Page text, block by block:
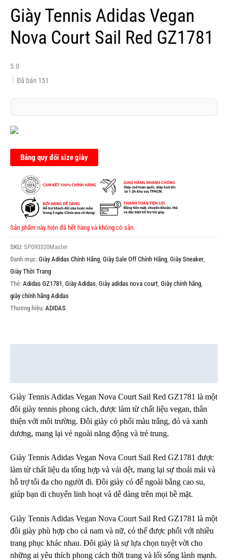
Giày Tennis Adidas Vegan
Nova Court Sail Red GZ1781
5.0
Đã bán 151
Bảng quy đổi size giày
Sản phẩm này hiện đã hết hàng và không có sẵn.
SKU: SP093320Master
Danh mục: Giày Adidas Chính Hãng Giày Sale Off Chính Hãng Giày Sneaker
Giày Thời Trang
Thẻ: Adidas GZ1781 Giày Adidas Giày adidas nova court Giày chính hãng
giày chính hãng Adidas
Thương hiệu: ADIDAS
Giày Tennis Adidas Vegan Nova Court Sail Red GZ1781 là một
đôi giày tennis phong cách, được làm từ chất liệu vegan, thân
thiện với môi trường. Đôi giày có phối màu trắng, đỏ và xanh
dương, mang lại vẻ ngoài năng động và trẻ trung.
Giày Tennis Adidas Vegan Nova Court Sail Red GZ1781 được
làm từ chất liệu da tổng hợp và vải dệt, mang lại sự thoải mái và
hỗ trợ tối đa cho người đi. Đôi giày có đế ngoài bằng cao su,
giúp bạn di chuyển linh hoạt và dễ dàng trên mọi bề mặt.
Giày Tennis Adidas Vegan Nova Court Sail Red GZ1781 là một
đôi giày phù hợp cho cả nam và nữ, có thể được phối với nhiều
trang phục khác nhau. Đôi giày là sự lựa chọn tuyệt vời cho
những ai yêu thích phong cách thời trang và lối sống lành mạnh.